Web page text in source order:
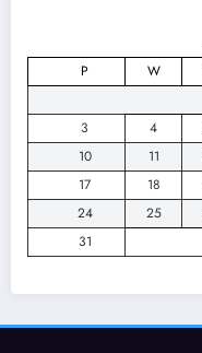
P
W
3
4
10
11
17
18
24
25
31